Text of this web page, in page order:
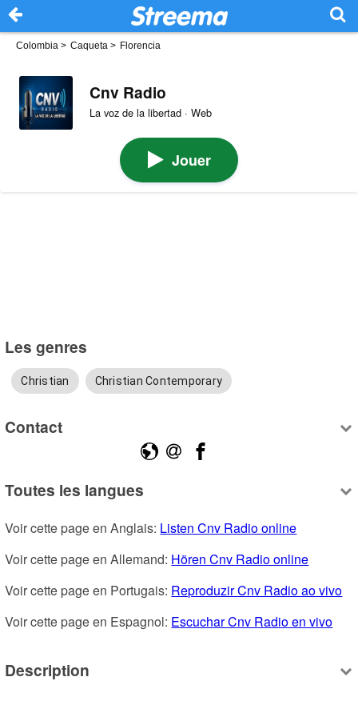
Colombia > Caqueta > Florencia
Cnv Radio
La voz de la libertad · Web
Jouer
Les genres
Christian Christian Contemporary
Contact
Toutes les langues
Voir cette page en Anglais: Listen Cnv Radio online
Voir cette page en Allemand: Hören Cnv Radio online
Voir cette page en Portugais: Reproduzir Cnv Radio ao vivo
Voir cette page en Espagnol: Escuchar Cnv Radio en vivo
Description